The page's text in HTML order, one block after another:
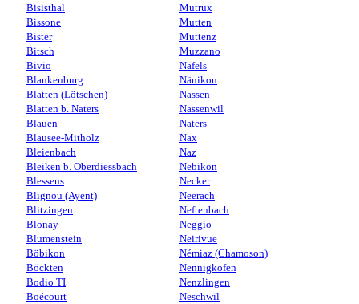
Bisisthal
Bissone
Bister
Bitsch
Bivio
Blankenburg
Blatten (Lötschen)
Blatten b. Naters
Blauen
Blausee-Mitholz
Bleienbach
Bleiken b. Oberdiessbach
Blessens
Blignou (Ayent)
Blitzingen
Blonay
Blumenstein
Böbikon
Böckten
Bodio TI
Boécourt
Mutrux
Mutten
Muttenz
Muzzano
Näfels
Nänikon
Nassen
Nassenwil
Naters
Nax
Naz
Nebikon
Necker
Neerach
Neftenbach
Neggio
Neirivue
Némiaz (Chamoson)
Nennigkofen
Nenzlingen
Neschwil